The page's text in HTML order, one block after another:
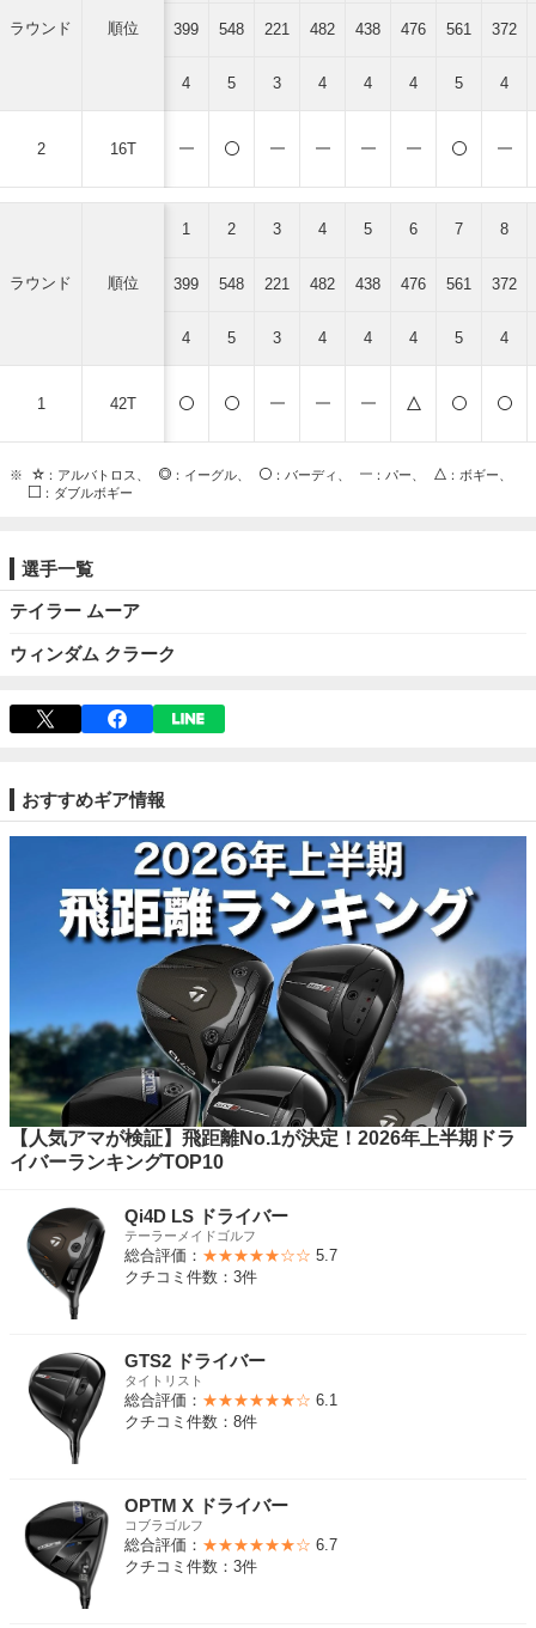
ラウンド 順位
2 16T
399 548 221 482 438 476 561 372
4 5 3 4 4 4 5 4
ラウンド 順位
1 42T
1 2 3 4 5 6 7 8
399 548 221 482 438 476 561 372
4 5 3 4 4 4 5 4
※ ：アルバトロス、 ：イーグル、 ：バーディ、 ：パー、
：ボギー、
：ダブルボギー
選手一覧
テイラー ムーア
ウィンダム クラーク
おすすめギア情報
【人気アマが検証】飛距離No.1が決定！2026年上半期ドラ
イバーランキングTOP10
Qi4D LS ドライバー
テーラーメイドゴルフ
総合評価： ★★★★★☆☆ 5.7
クチコミ件数：3件
GTS2 ドライバー
タイトリスト
総合評価： ★★★★★★☆ 6.1
クチコミ件数：8件
OPTM X ドライバー
コブラゴルフ
総合評価： ★★★★★★☆ 6.7
クチコミ件数：3件